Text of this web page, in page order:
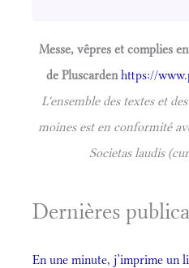
Messe, vêpres et complies
de Pluscardenhttps://
L'ensemble des textes et
moines est en conformité
Societas laudis
Dernières
En une minute, j’imprime un